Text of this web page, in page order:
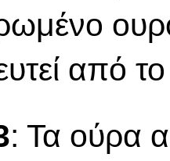
από
: Τα ούρα